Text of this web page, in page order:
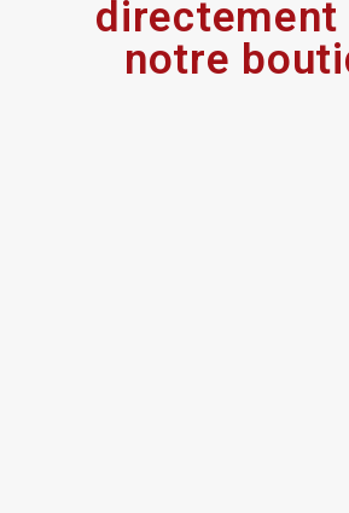
directement
notre